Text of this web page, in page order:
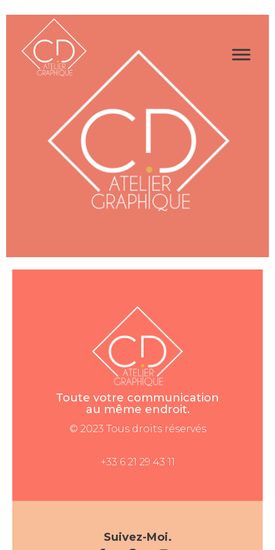
Toute votre communication
au même endroit.
© 2023 Tous droits réservés
+33 6 21 29 43 11
Suivez-Moi.